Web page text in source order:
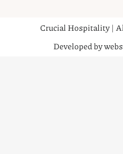
Crucial Hospitality |
Developed by